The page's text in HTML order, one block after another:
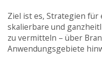
Ziel ist es, Strategien
skalierbare und
zu vermitteln – über
Anwendungsgebiete